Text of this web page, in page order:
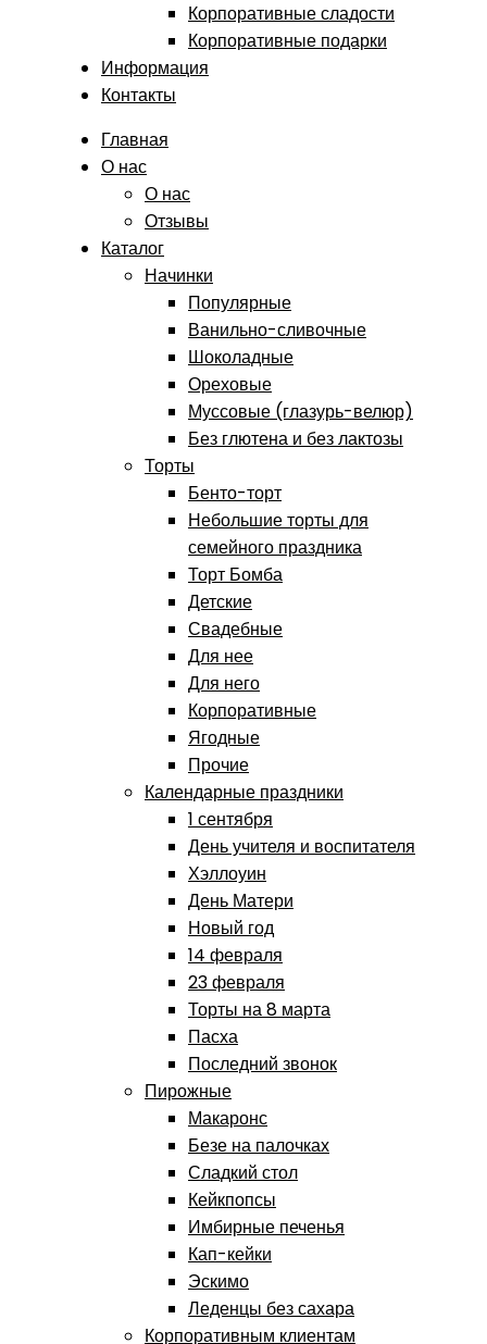
Корпоративные сладости
Корпоративные подарки
Информация
Контакты
Главная
О нас
О нас
Отзывы
Каталог
Начинки
Популярные
Ванильно-сливочные
Шоколадные
Ореховые
Муссовые (глазурь-велюр)
Без глютена и без лактозы
Торты
Бенто-торт
Небольшие торты для
семейного праздника
Торт Бомба
Детские
Свадебные
Для нее
Для него
Корпоративные
Ягодные
Прочие
Календарные праздники
1 сентября
День учителя и воспитателя
Хэллоуин
День Матери
Новый год
14 февраля
23 февраля
Торты на 8 марта
Пасха
Последний звонок
Пирожные
Макаронс
Безе на палочках
Сладкий стол
Кейкпопсы
Имбирные печенья
Кап-кейки
Эскимо
Леденцы без сахара
Корпоративным клиентам